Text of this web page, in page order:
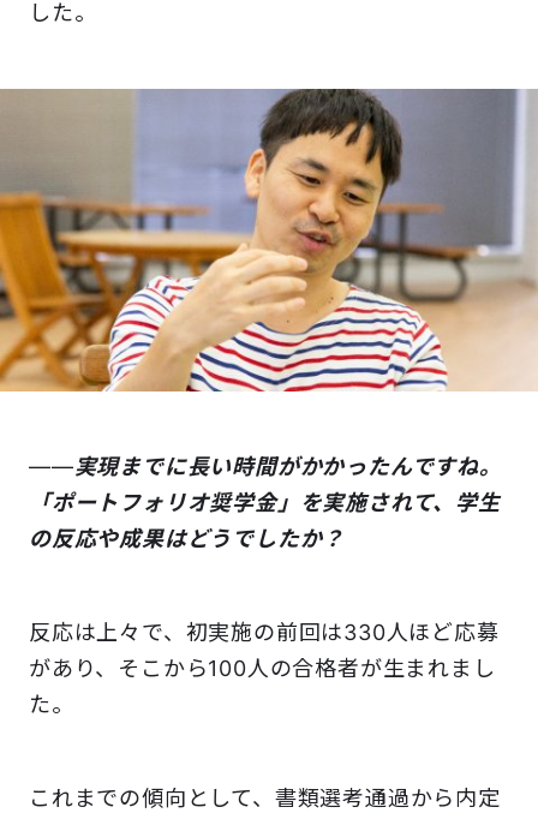
した。
――実現までに長い時間がかかったんですね。
「ポートフォリオ奨学金」を実施されて、学生
の反応や成果はどうでしたか？
反応は上々で、初実施の前回は330人ほど応募
があり、そこから100人の合格者が生まれまし
た。
これまでの傾向として、書類選考通過から内定